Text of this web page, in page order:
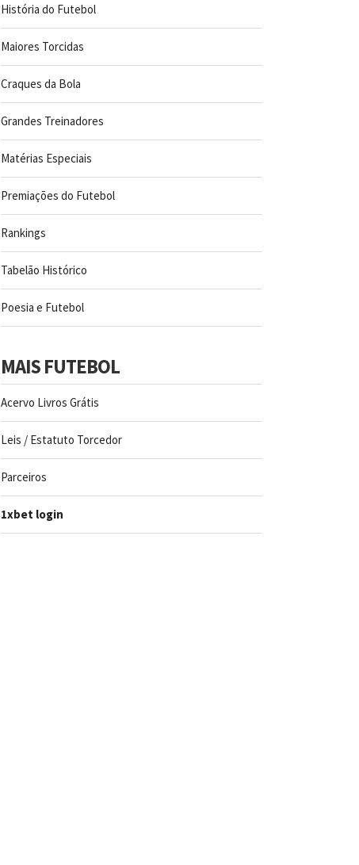
História do Futebol
Maiores Torcidas
Craques da Bola
Grandes Treinadores
Matérias Especiais
Premiações do Futebol
Rankings
Tabelão Histórico
Poesia e Futebol
MAIS FUTEBOL
Acervo Livros Grátis
Leis / Estatuto Torcedor
Parceiros
1xbet login